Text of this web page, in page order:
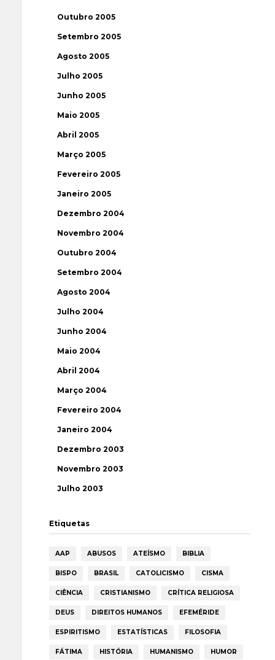
Outubro 2005
Setembro 2005
Agosto 2005
Julho 2005
Junho 2005
Maio 2005
Abril 2005
Março 2005
Fevereiro 2005
Janeiro 2005
Dezembro 2004
Novembro 2004
Outubro 2004
Setembro 2004
Agosto 2004
Julho 2004
Junho 2004
Maio 2004
Abril 2004
Março 2004
Fevereiro 2004
Janeiro 2004
Dezembro 2003
Novembro 2003
Julho 2003
Etiquetas
AAP ABUSOS ATEÍSMO BIBLIA
BISPO BRASIL CATOLICISMO CISMA
CIÊNCIA CRISTIANISMO CRÍTICA RELIGIOSA
DEUS DIREITOS HUMANOS EFEMÉRIDE
ESPIRITISMO ESTATÍSTICAS FILOSOFIA
FÁTIMA HISTÓRIA HUMANISMO HUMOR